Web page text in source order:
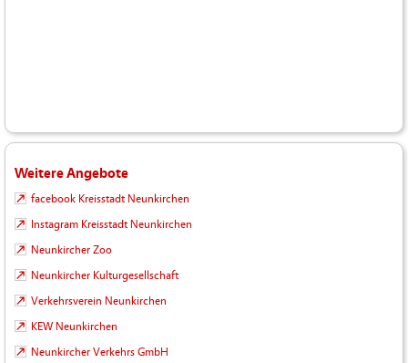
Weitere Angebote
facebook Kreisstadt Neunkirchen
Instagram Kreisstadt Neunkirchen
Neunkircher Zoo
Neunkircher Kulturgesellschaft
Verkehrsverein Neunkirchen
KEW Neunkirchen
Neunkircher Verkehrs GmbH